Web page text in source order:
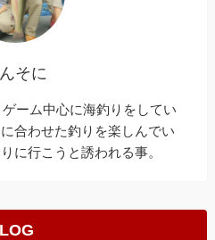
そに
ーム中心に海釣りをしてい
合わせた釣りを楽しんでい
に行こうと誘われる事。